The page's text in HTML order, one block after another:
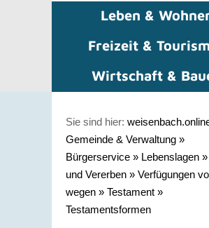
Leben &
Freizeit &
Wirtschaft &
Sie sind hier:
Gemeinde & Verwaltung »
Bürgerservice » Lebenslagen »
und Vererben » Verfügungen
wegen » Testament »
Testamentsformen